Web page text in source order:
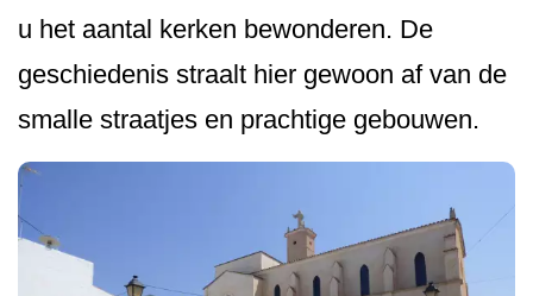
u het aantal kerken bewonderen. De
geschiedenis straalt hier gewoon af van de
smalle straatjes en prachtige gebouwen.